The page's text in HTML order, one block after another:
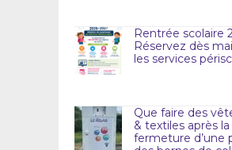
Rentrée scolaire
Réservez dès
les services
Que faire des
& textiles après la
fermeture d’une